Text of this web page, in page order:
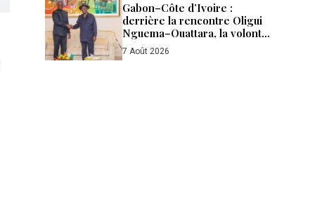
Gabon–Côte d’Ivoire :
derrière la rencontre Oligui
Nguema–Ouattara, la volonté
d’aller plus loin
7 Août 2026